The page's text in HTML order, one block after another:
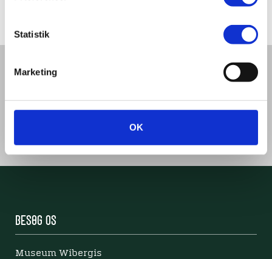
Statistik
Marketing
OK
Del denne artikel med andre:
Besøg os
Museum Wibergis